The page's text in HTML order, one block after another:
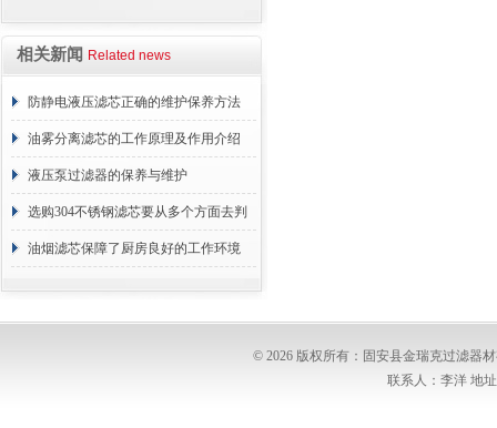
相关新闻 Related news
防静电液压滤芯正确的维护保养方法
油雾分离滤芯的工作原理及作用介绍
液压泵过滤器的保养与维护
选购304不锈钢滤芯要从多个方面去判
断
油烟滤芯保障了厨房良好的工作环境
© 2026 版权所有：固安县金瑞克过滤器
联系人：李洋 地